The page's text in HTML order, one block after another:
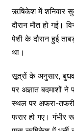
ऋषिकेश में शनिवार
दौरान मौत हो गई।
पेशी के दौरान हुई
था।
सूत्रों के अनुसार,
पर अज्ञात बदमाशों ने
स्थल पर अफरा-
फरार हो गए।